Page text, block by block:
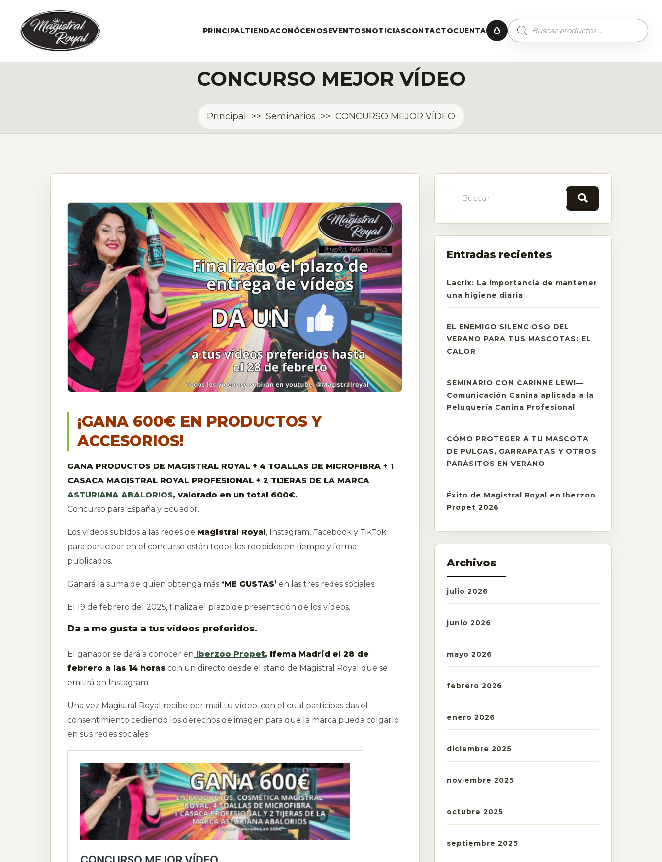
PRINCIPALTIENDACONÓCENOSEVENTOSNOTICIASCONTACTOCUENTA
CONCURSO MEJOR VÍDEO
Principal >> Seminarios >> CONCURSO MEJOR VÍDEO
¡GANA 600€ EN PRODUCTOS Y
ACCESORIOS!
GANA PRODUCTOS DE MAGISTRAL ROYAL + 4 TOALLAS DE MICROFIBRA + 1
CASACA MAGISTRAL ROYAL PROFESIONAL + 2 TIJERAS DE LA MARCA
ASTURIANA ABALORIOS, valorado en un total 600€.
Concurso para España y Ecuador.
Los vídeos subidos a las redes de Magistral Royal, Instagram, Facebook y TikTok
para participar en el concurso están todos los recibidos en tiempo y forma
publicados.
Ganará la suma de quien obtenga más ‘ME GUSTAS’ en las tres redes sociales.
El 19 de febrero del 2025, finaliza el plazo de presentación de los vídeos.
Da a me gusta a tus vídeos preferidos.
El ganador se dará a conocer en Iberzoo Propet, Ifema Madrid el 28 de
febrero a las 14 horas con un directo desde el stand de Magistral Royal que se
emitirá en Instagram.
Una vez Magistral Royal recibe por mail tu vídeo, con el cual participas das el
consentimiento cediendo los derechos de imagen para que la marca pueda colgarlo
en sus redes sociales.
Entradas recientes
Lacrix: La importancia de mantener
una higiene diaria
EL ENEMIGO SILENCIOSO DEL
VERANO PARA TUS MASCOTAS: EL
CALOR
SEMINARIO CON CARINNE LEWI—
Comunicación Canina aplicada a la
Peluquería Canina Profesional
CÓMO PROTEGER A TU MASCOTA
DE PULGAS, GARRAPATAS Y OTROS
PARÁSITOS EN VERANO
Éxito de Magistral Royal en Iberzoo
Propet 2026
Archivos
julio 2026
junio 2026
mayo 2026
febrero 2026
enero 2026
diciembre 2025
noviembre 2025
octubre 2025
septiembre 2025